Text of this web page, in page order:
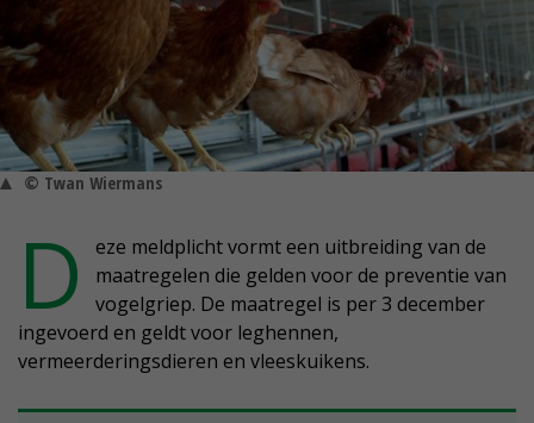
© Twan Wiermans
D
eze meldplicht vormt een uitbreiding van de
maatregelen die gelden voor de preventie van
vogelgriep. De maatregel is per 3 december
ingevoerd en geldt voor leghennen,
vermeerderingsdieren en vleeskuikens.